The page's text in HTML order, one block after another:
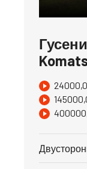
24000,0